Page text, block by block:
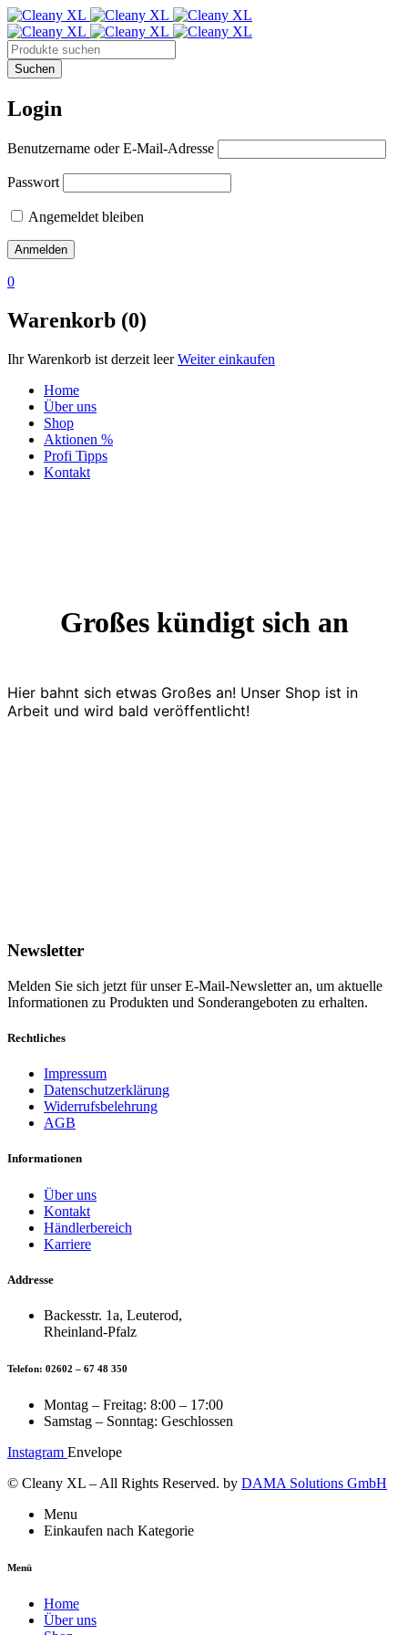
Login
Benutzername oder E-Mail-Adresse
Passwort
Angemeldet bleiben
0
Warenkorb (0)
Ihr Warenkorb ist derzeit leer Weiter einkaufen
Home
Über uns
Shop
Aktionen %
Profi Tipps
Kontakt
Großes kündigt sich an
Hier bahnt sich etwas Großes an! Unser Shop ist in
Arbeit und wird bald veröffentlicht!
Newsletter
Melden Sie sich jetzt für unser E-Mail-Newsletter an, um aktuelle
Informationen zu Produkten und Sonderangeboten zu erhalten.
Rechtliches
Impressum
Datenschutzerklärung
Widerrufsbelehrung
AGB
Informationen
Über uns
Kontakt
Händlerbereich
Karriere
Addresse
Backesstr. 1a, Leuterod,
Rheinland-Pfalz
Telefon: 02602 – 67 48 350
Montag – Freitag: 8:00 – 17:00
Samstag – Sonntag: Geschlossen
Instagram Envelope
© Cleany XL – All Rights Reserved. by DAMA Solutions GmbH
Menu
Einkaufen nach Kategorie
Menü
Home
Über uns